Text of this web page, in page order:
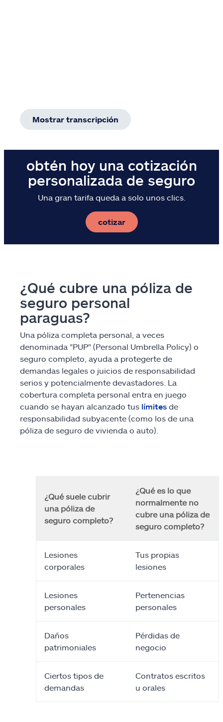
Mostrar transcripción
obtén hoy una cotización
personalizada de seguro
Una gran tarifa queda a solo unos clics.
cotizar
¿Qué cubre una póliza de
seguro personal
paraguas?
Una póliza completa personal, a veces
denominada "PUP" (Personal Umbrella Policy) o
seguro completo, ayuda a protegerte de
demandas legales o juicios de responsabilidad
serios y potencialmente devastadores. La
cobertura completa personal entra en juego
cuando se hayan alcanzado tus límites de
responsabilidad subyacente (como los de una
póliza de seguro de vivienda o auto).
¿Qué suele cubrir
una póliza de
seguro completo?
¿Qué es lo que
normalmente no
cubre una póliza de
seguro completo?
Lesiones
corporales
Tus propias
lesiones
Lesiones
personales
Pertenencias
personales
Daños
patrimoniales
Pérdidas de
negocio
Ciertos tipos de
demandas
Contratos escritos
u orales